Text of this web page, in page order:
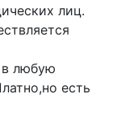
лиц.
в любую
есть